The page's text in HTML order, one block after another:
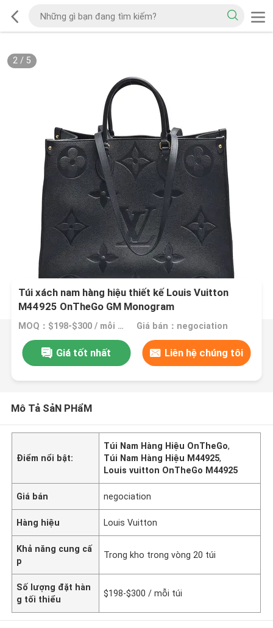
2/ 5
Túi xách nam hàng hiệu thiết kế Louis Vuitton
M44925 OnTheGo GM Monogram
MOQ：$198-$300 / mỗi túi Giá bán：negociation
Giá tốt nhất Liên hệ chúng tôi
Mô Tả SảN PHẩM
Điểm nổi bật:
Túi Nam Hàng Hiệu OnTheGo,
Túi Nam Hàng Hiệu M44925,
Louis vuitton OnTheGo M44925
Giá bán negociation
Hàng hiệu Louis Vuitton
Khả năng cung cấ
p
Trong kho trong vòng 20 túi
Số lượng đặt hàn
g tối thiểu
$198-$300 / mỗi túi